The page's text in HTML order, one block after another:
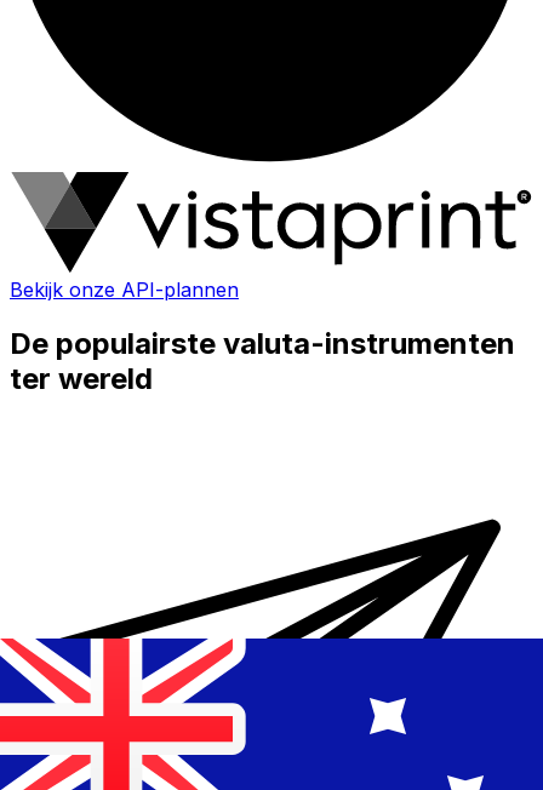
Bekijk onze API-plannen
De populairste valuta-instrumenten
ter wereld